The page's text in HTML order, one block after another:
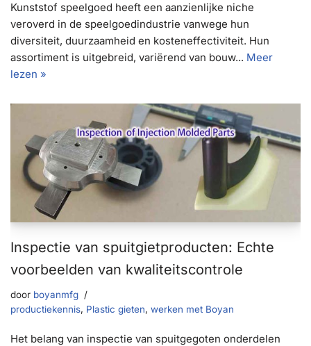
Kunststof speelgoed heeft een aanzienlijke niche
veroverd in de speelgoedindustrie vanwege hun
diversiteit, duurzaamheid en kosteneffectiviteit. Hun
assortiment is uitgebreid, variërend van bouw... Meer
lezen »
Inspectie van spuitgietproducten: Echte
voorbeelden van kwaliteitscontrole
door boyanmfg
productiekennis, Plastic gieten, werken met Boyan
Het belang van inspectie van spuitgegoten onderdelen